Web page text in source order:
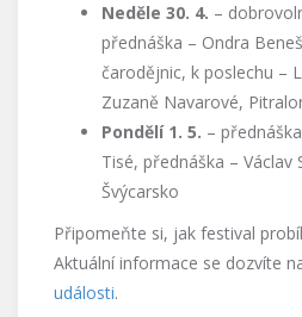
Neděle 30. 4. –
přednáška – Ondra
čarodějnic, k poslechu –
Zuzaně Navarové,
Pondělí 1. 5. –
Tisé, přednáška – Václav
Švýcarsko
Připomeňte si, jak festival
Aktuální informace se dozvíte
události.